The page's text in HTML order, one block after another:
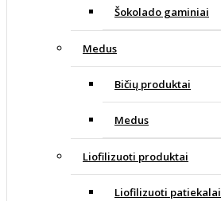
Šokolado gaminiai
Medus
Bičių produktai
Medus
Liofilizuoti produktai
Liofilizuoti patiekalai